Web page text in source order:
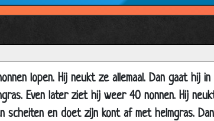
lopen. Hij neukt ze allemaal. Dan gaat hij in
Even later ziet hij weer 40 nonnen. Hij
scheiten en doet zijn kont af met helmgras.